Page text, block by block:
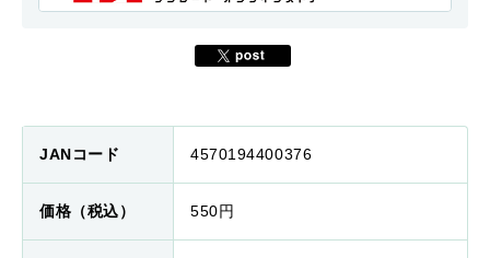
JANコード 4570194400376
価格（税込） 550円